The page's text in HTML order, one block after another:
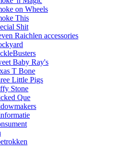
on Wheels
This
Shit
Raichlen accessories
Baby Ray's
T Bone
Little Pigs
Stone
Que